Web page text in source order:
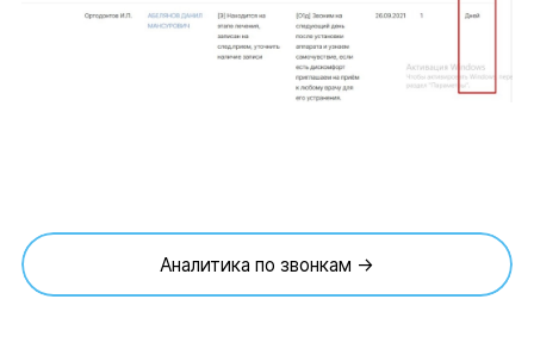
Аналитика по звонкам →